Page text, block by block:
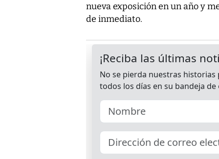
nueva exposición en un año y
de inmediato.